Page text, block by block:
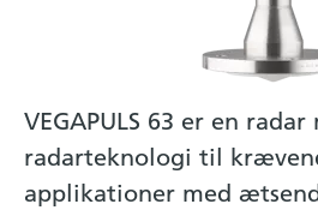
VEGAPULS 63 er en radar
radarteknologi til
applikationer med